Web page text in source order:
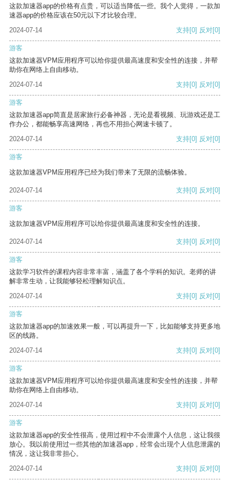
这款加速器app的价格有点贵，可以适当降低一些。我个人觉得，一款加
速器app的价格应该在50元以下才比较合理。
2024-07-14
支持[0] 反对[0]
游客
这款加速器VPM应用程序可以给你提供最高速度和安全性的连接，并帮
助你在网络上自由移动。
2024-07-14
支持[0] 反对[0]
游客
这款加速器app简直是居家旅行必备神器，无论是看视频、玩游戏还是工
作办公，都能畅享高速网络，再也不用担心网速卡顿了。
2024-07-14
支持[0] 反对[0]
游客
这款加速器VPM应用程序已经为我们带来了无限的流畅体验。
2024-07-14 支持[0] 反对[0]
游客
这款加速器VPM应用程序可以给你提供最高速度和安全性的连接。
2024-07-14 支持[0] 反对[0]
游客
这款学习软件的课程内容非常丰富，涵盖了各个学科的知识。老师的讲
解非常生动，让我能够轻松理解知识点。
2024-07-14
支持[0] 反对[0]
游客
这款加速器app的加速效果一般，可以再提升一下，比如能够支持更多地
区的线路。
2024-07-14
支持[0] 反对[0]
游客
这款加速器VPM应用程序可以给你提供最高速度和安全性的连接，并帮
助你在网络上自由移动。
2024-07-14
支持[0] 反对[0]
游客
这款加速器app的安全性很高，使用过程中不会泄露个人信息，这让我很
放心。我以前使用过一些其他的加速器app，经常会出现个人信息泄露的
情况，这让我非常担心。
2024-07-14
支持[0] 反对[0]